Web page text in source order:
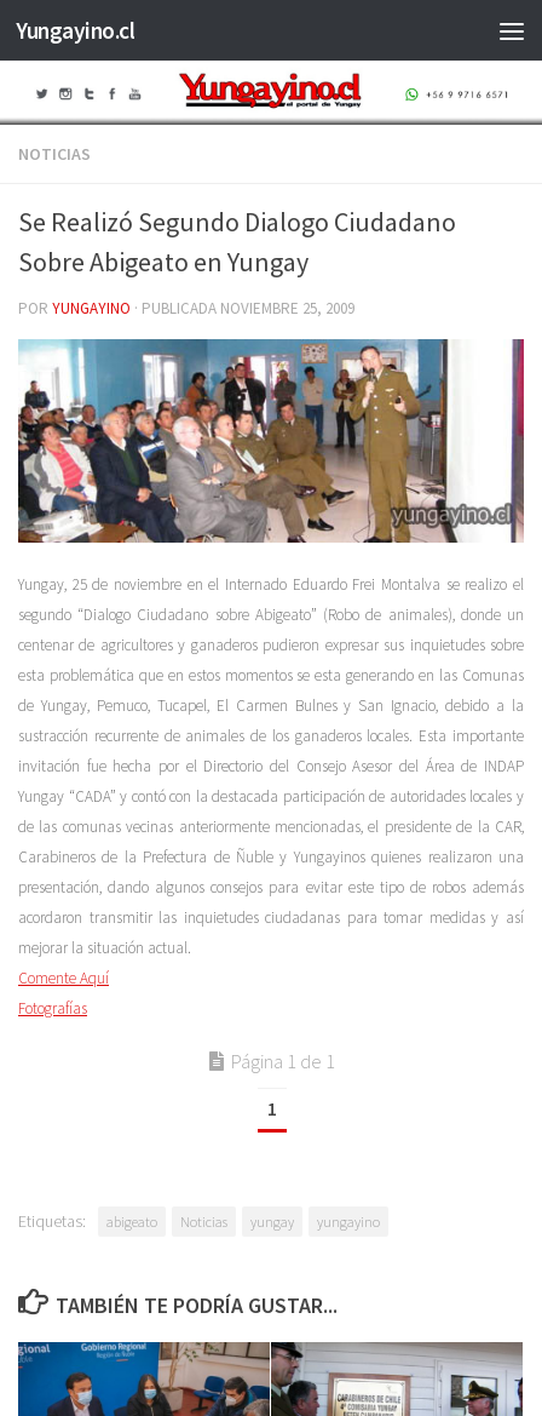
Saltar al contenido
Yungayino.cl
NOTICIAS
Se Realizó Segundo Dialogo Ciudadano
Sobre Abigeato en Yungay
POR YUNGAYINO · PUBLICADA NOVIEMBRE 25, 2009
Yungay, 25 de noviembre en el Internado Eduardo Frei Montalva se realizo el
segundo “Dialogo Ciudadano sobre Abigeato” (Robo de animales), donde un
centenar de agricultores y ganaderos pudieron expresar sus inquietudes sobre
esta problemática que en estos momentos se esta generando en las Comunas
de Yungay, Pemuco, Tucapel, El Carmen Bulnes y San Ignacio, debido a la
sustracción recurrente de animales de los ganaderos locales. Esta importante
invitación fue hecha por el Directorio del Consejo Asesor del Área de INDAP
Yungay “CADA” y contó con la destacada participación de autoridades locales y
de las comunas vecinas anteriormente mencionadas, el presidente de la CAR,
Carabineros de la Prefectura de Ñuble y Yungayinos quienes realizaron una
presentación, dando algunos consejos para evitar este tipo de robos además
acordaron transmitir las inquietudes ciudadanas para tomar medidas y así
mejorar la situación actual.
Comente Aquí
Fotografías
Página 1 de 1
1
Etiquetas: abigeato Noticias yungay yungayino
TAMBIÉN TE PODRÍA GUSTAR...